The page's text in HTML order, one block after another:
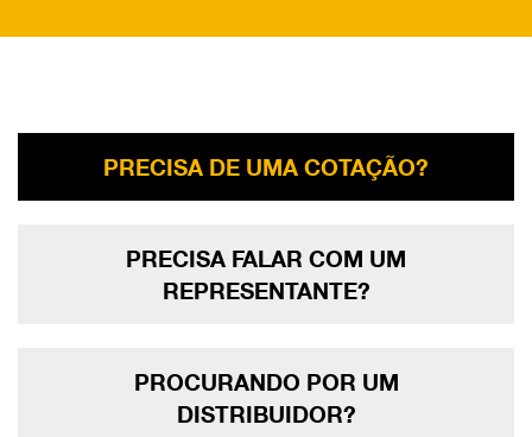
PRECISA DE UMA COTAÇÃO?
PRECISA FALAR COM UM
REPRESENTANTE?
PROCURANDO POR UM
DISTRIBUIDOR?